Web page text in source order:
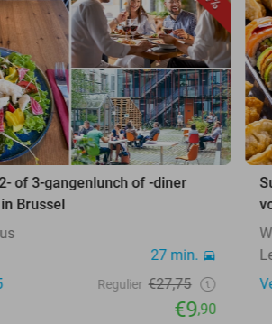
of 3-gangenlunch of -diner
Brussel
27 min.
Regulier €27,75
€9,90